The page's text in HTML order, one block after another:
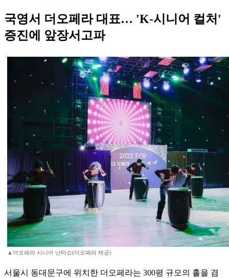
국영서 더오페라 대표… 'K-시니어 컬처'
증진에 앞장서고파
▲더오페라 시니어 난타쇼(더오페라 제공)
서울시 동대문구에 위치한 더오페라는 300평 규모의 홀을 겸